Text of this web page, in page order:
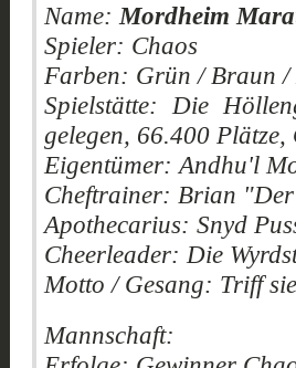
Name: Mordheim
Spieler: Chaos
Farben: Grün / Braun
Spielstätte: Die
gelegen, 66.400
Eigentümer: Andhu'l
Cheftrainer: Brian
Apothecarius: Snyd
Cheerleader: Die
Motto / Gesang: Triff
Mannschaft: